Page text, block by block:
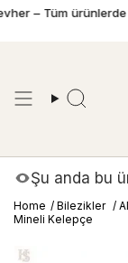
İçeriğe
Ara
– Tüm ürünlerde
Şu anda bu
Home / Bilezikler /
Mineli Kelepçe